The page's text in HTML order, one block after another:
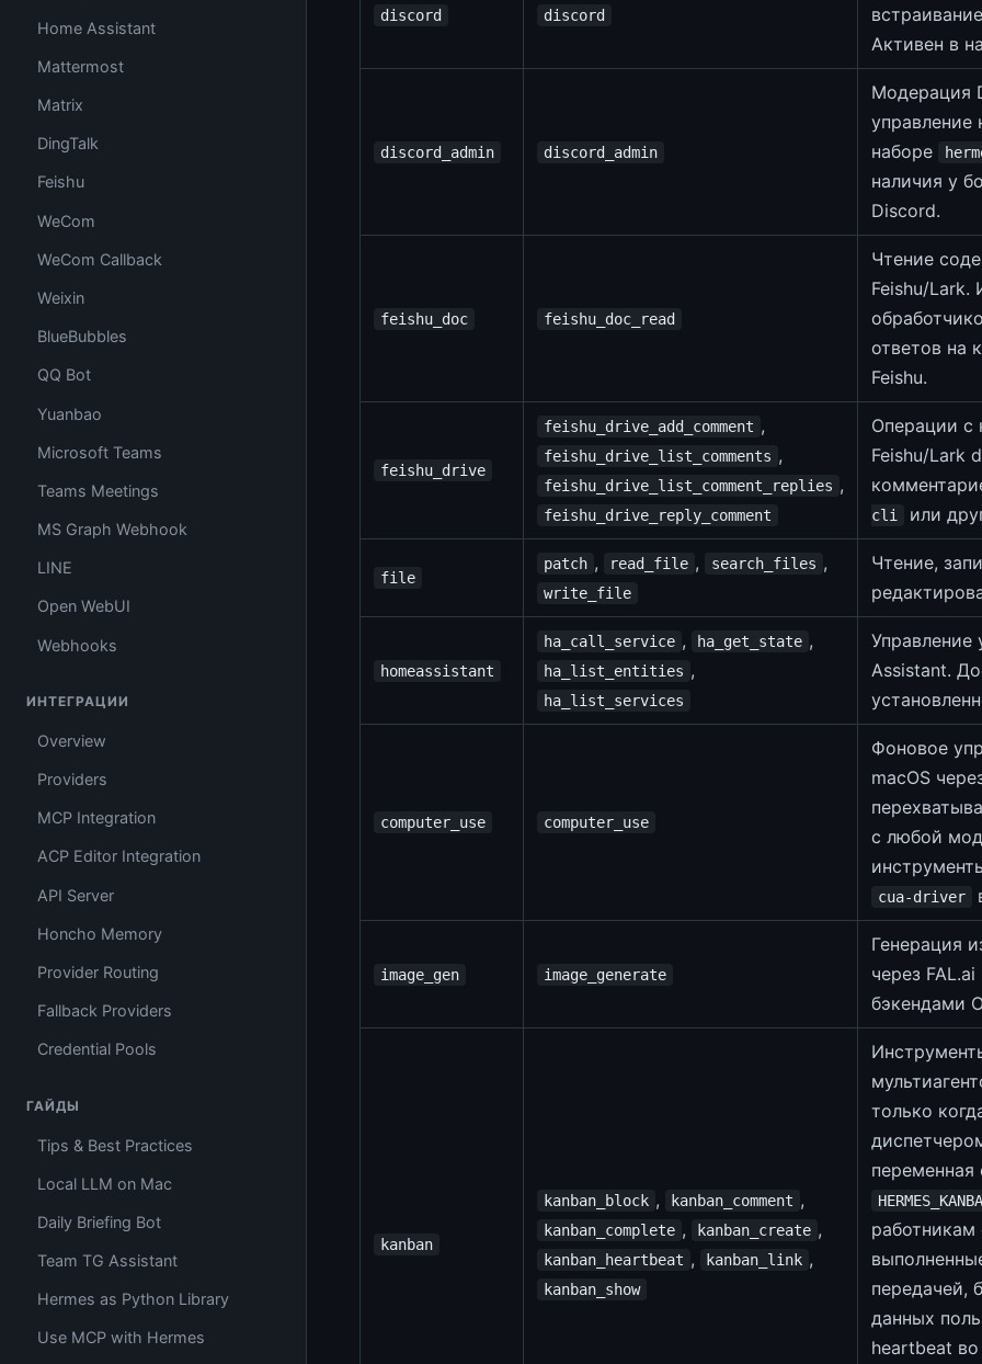
Home Assistant
Mattermost
Matrix
DingTalk
Feishu
WeCom
WeCom Callback
Weixin
BlueBubbles
QQ Bot
Yuanbao
Microsoft Teams
Teams Meetings
MS Graph Webhook
LINE
Open WebUI
Webhooks
ИНТЕГРАЦИИ
Overview
Providers
MCP Integration
ACP Editor Integration
API Server
Honcho Memory
Provider Routing
Fallback Providers
Credential Pools
ГАЙДЫ
Tips & Best Practices
Local LLM on Mac
Daily Briefing Bot
Team TG Assistant
Hermes as Python Library
Use MCP with Hermes
discord discord
Активен в
discord_admin discord_admin
Модерация
управление
наборе
наличия у
Discord.
feishu_doc feishu_doc_read
Чтение
Feishu/Lark.
ответов на
Feishu.
feishu_drive
feishu_drive_add_comment ,
feishu_drive_list_comments ,
feishu_drive_list_comment_replies ,
feishu_drive_reply_comment
Операции с
Feishu/Lark
cli
или
file
patch , read_file , search_files ,
write_file
Чтение,
homeassistant
ha_call_service , ha_get_state ,
ha_list_entities ,
ha_list_services
Assistant.
computer_use computer_use
Фоновое
macOS
с любой
cua-driver
image_gen image_generate
Генерация
через
бэкендами
kanban
kanban_block , kanban_comment ,
kanban_complete , kanban_create ,
kanban_heartbeat , kanban_link ,
kanban_show
только
работникам
передачей,
данных
heartbeat